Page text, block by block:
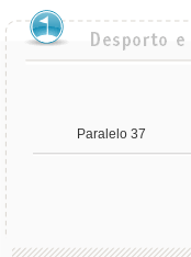
Paralelo 37